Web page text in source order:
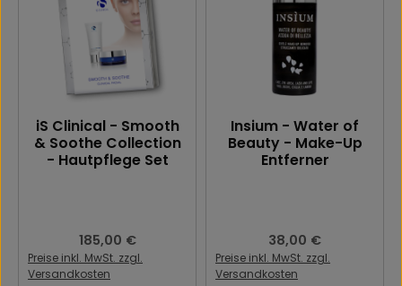
iS Clinical - Smooth
& Soothe Collection
- Hautpflege Set
Regulärer Preis:
185,00 €
Preise inkl. MwSt. zzgl.
Versandkosten
Insium - Water of
Beauty - Make-Up
Entferner
Regulärer Preis:
38,00 €
Preise inkl. MwSt. zzgl.
Versandkosten